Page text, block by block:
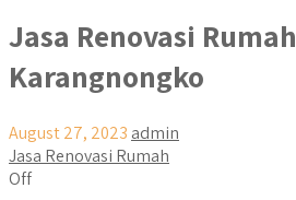
Jasa Renovasi Rumah
Karangnongko
August 27, 2023 admin
Jasa Renovasi Rumah
Off